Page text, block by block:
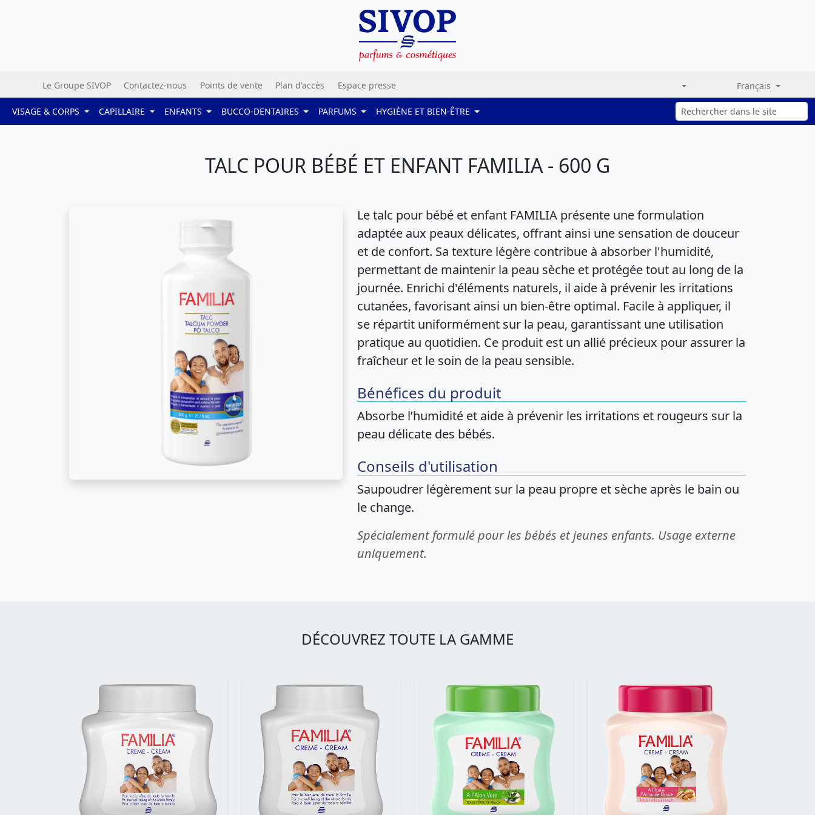
Le Groupe SIVOP Contactez-nous Points de vente Plan d'accès Espace presse Français
VISAGE & CORPS CAPILLAIRE ENFANTS BUCCO-DENTAIRES PARFUMS HYGIÈNE ET BIEN-ÊTRE
TALC POUR BÉBÉ ET ENFANT FAMILIA - 600 G
Le talc pour bébé et enfant FAMILIA présente une formulation
adaptée aux peaux délicates, offrant ainsi une sensation de douceur
et de confort. Sa texture légère contribue à absorber l'humidité,
permettant de maintenir la peau sèche et protégée tout au long de la
journée. Enrichi d'éléments naturels, il aide à prévenir les irritations
cutanées, favorisant ainsi un bien-être optimal. Facile à appliquer, il
se répartit uniformément sur la peau, garantissant une utilisation
pratique au quotidien. Ce produit est un allié précieux pour assurer la
fraîcheur et le soin de la peau sensible.
Bénéfices du produit
Absorbe l’humidité et aide à prévenir les irritations et rougeurs sur la
peau délicate des bébés.
Conseils d'utilisation
Saupoudrer légèrement sur la peau propre et sèche après le bain ou
le change.
Spécialement formulé pour les bébés et jeunes enfants. Usage externe
uniquement.
DÉCOUVREZ TOUTE LA GAMME
Précédent Suivant